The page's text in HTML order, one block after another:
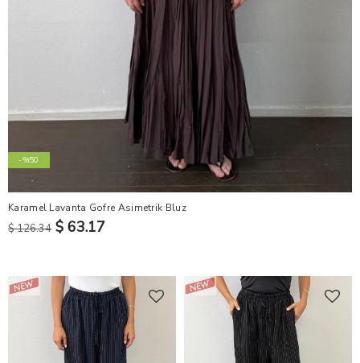
-%50
Karamel Lavanta Gofre Asimetrik Bluz
$ 126.34 $ 63.17